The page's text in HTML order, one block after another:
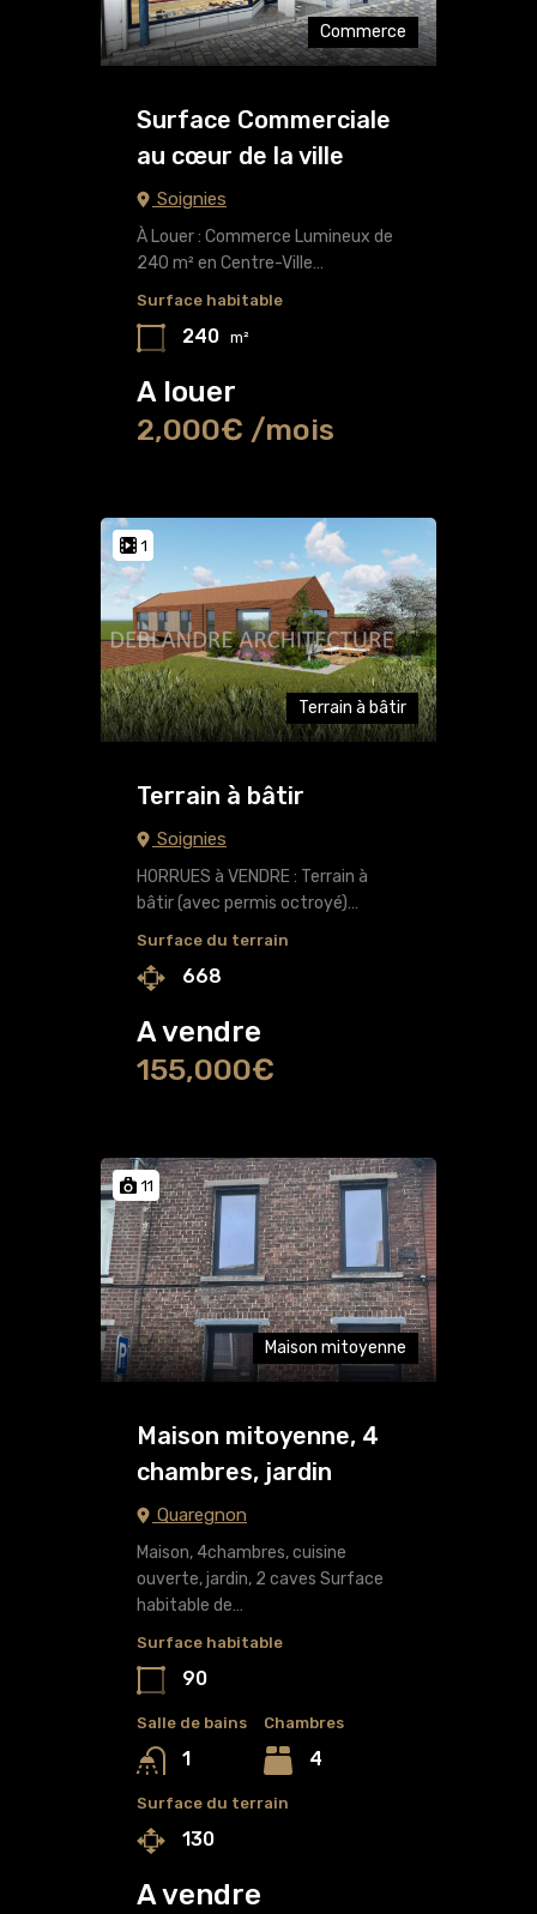
Commerce
Surface Commerciale
au cœur de la ville
Soignies
À Louer : Commerce Lumineux de
240 m² en Centre-Ville…
Surface habitable
240 m²
A louer
2,000€ /mois
1
Terrain à bâtir
Terrain à bâtir
Soignies
HORRUES à VENDRE : Terrain à
bâtir (avec permis octroyé)…
Surface du terrain
668
A vendre
155,000€
11
Maison mitoyenne
Maison mitoyenne, 4
chambres, jardin
Quaregnon
Maison, 4chambres, cuisine
ouverte, jardin, 2 caves Surface
habitable de…
Surface habitable
90
Salle de bains
1
Chambres
4
Surface du terrain
130
A vendre